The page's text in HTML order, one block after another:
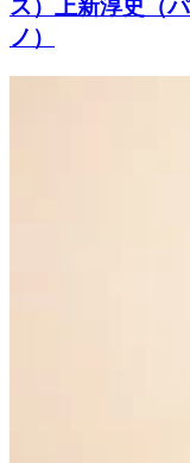
ス）上新淳史（
ノ）